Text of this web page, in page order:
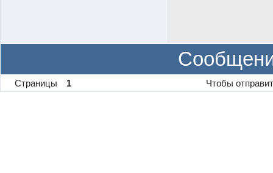
Страницы 1 Чтобы